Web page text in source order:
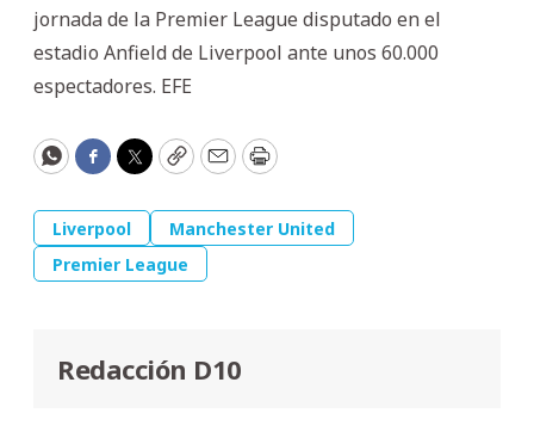
jornada de la Premier League disputado en el
estadio Anfield de Liverpool ante unos 60.000
espectadores. EFE
WhatsApp
Facebook
Twitter
CopyEmailPrint
Liverpool
Manchester United
Premier League
Redacción D10